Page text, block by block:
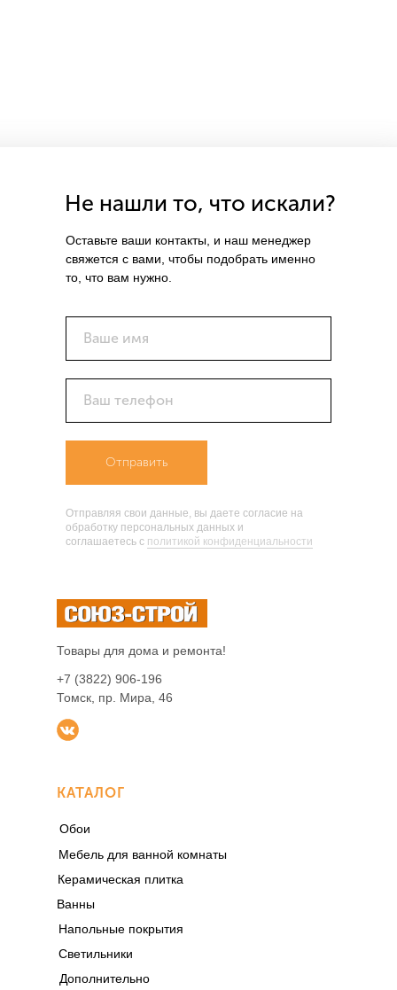
Ваше имя
Ваш телефон
Отправить
Не нашли то, что искали?
Оставьте ваши контакты, и наш менеджер
свяжется с вами, чтобы подобрать именно
то, что вам нужно.
Отправляя свои данные, вы даете согласие на
обработку персональных данных и
соглашаетесь c политикой конфиденциальности
КАТАЛОГ
Товары для дома и ремонта!
Обои
Мебель для ванной комнаты
+7 (3822) 906-196
Томск, пр. Мира, 46
Напольные покрытия
Светильники
Дополнительно
Керамическая плитка
Ванны